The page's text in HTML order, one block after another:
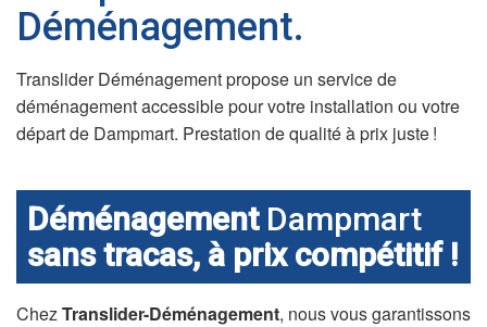
Déménagement.
Translider Déménagement propose un service de
déménagement accessible pour votre installation ou votre
départ de Dampmart. Prestation de qualité à prix juste !
Déménagement Dampmart
sans tracas, à prix compétitif !
ChezTranslider-Déménagement, nous vous garantissons